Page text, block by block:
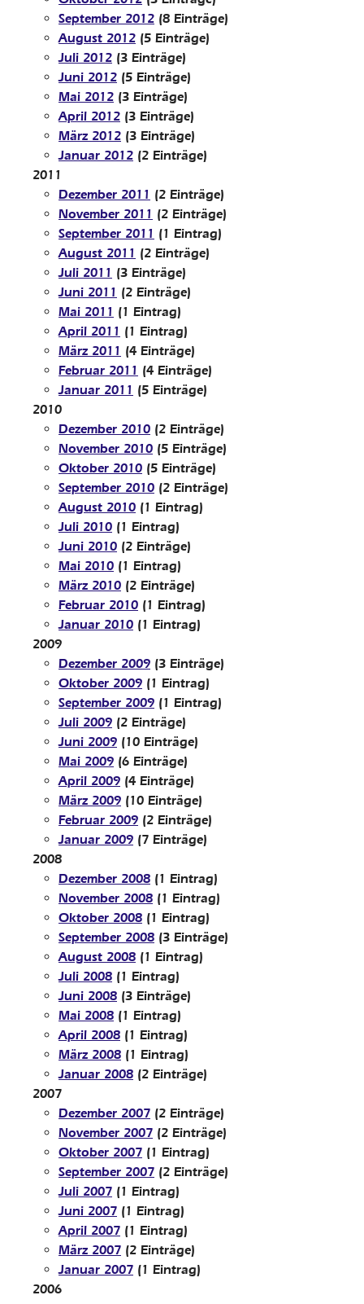
September 2012 (8 Einträge)
August 2012 (5 Einträge)
Juli 2012 (3 Einträge)
Juni 2012 (5 Einträge)
Mai 2012 (3 Einträge)
April 2012 (3 Einträge)
März 2012 (3 Einträge)
Januar 2012 (2 Einträge)
2011
Dezember 2011 (2 Einträge)
November 2011 (2 Einträge)
September 2011 (1 Eintrag)
August 2011 (2 Einträge)
Juli 2011 (3 Einträge)
Juni 2011 (2 Einträge)
Mai 2011 (1 Eintrag)
April 2011 (1 Eintrag)
März 2011 (4 Einträge)
Februar 2011 (4 Einträge)
Januar 2011 (5 Einträge)
2010
Dezember 2010 (2 Einträge)
November 2010 (5 Einträge)
Oktober 2010 (5 Einträge)
September 2010 (2 Einträge)
August 2010 (1 Eintrag)
Juli 2010 (1 Eintrag)
Juni 2010 (2 Einträge)
Mai 2010 (1 Eintrag)
März 2010 (2 Einträge)
Februar 2010 (1 Eintrag)
Januar 2010 (1 Eintrag)
2009
Dezember 2009 (3 Einträge)
Oktober 2009 (1 Eintrag)
September 2009 (1 Eintrag)
Juli 2009 (2 Einträge)
Juni 2009 (10 Einträge)
Mai 2009 (6 Einträge)
April 2009 (4 Einträge)
März 2009 (10 Einträge)
Februar 2009 (2 Einträge)
Januar 2009 (7 Einträge)
2008
Dezember 2008 (1 Eintrag)
November 2008 (1 Eintrag)
Oktober 2008 (1 Eintrag)
September 2008 (3 Einträge)
August 2008 (1 Eintrag)
Juli 2008 (1 Eintrag)
Juni 2008 (3 Einträge)
Mai 2008 (1 Eintrag)
April 2008 (1 Eintrag)
März 2008 (1 Eintrag)
Januar 2008 (2 Einträge)
2007
Dezember 2007 (2 Einträge)
November 2007 (2 Einträge)
Oktober 2007 (1 Eintrag)
September 2007 (2 Einträge)
Juli 2007 (1 Eintrag)
Juni 2007 (1 Eintrag)
April 2007 (1 Eintrag)
März 2007 (2 Einträge)
Januar 2007 (1 Eintrag)
2006